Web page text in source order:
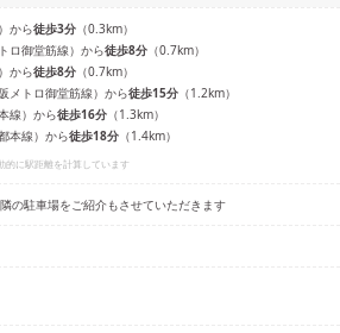
） から徒歩3分 （0.3km）
ロ御堂筋線） から徒歩8分 （0.7km）
） から徒歩8分 （0.7km）
メトロ御堂筋線） から徒歩15分 （1.2km）
線） から徒歩16分 （1.3km）
本線） から徒歩18分 （1.4km）
に駅距離を計算しています
の駐車場をご紹介もさせていただきます